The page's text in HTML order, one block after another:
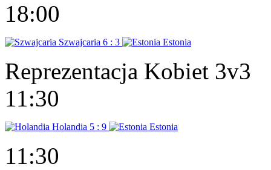
18:00
Szwajcaria 6 : 3 Estonia
Reprezentacja Kobiet 3v3
11:30
Holandia 5 : 9 Estonia
11:30